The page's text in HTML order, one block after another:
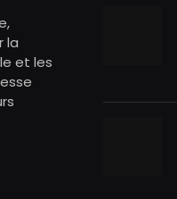
la
et les